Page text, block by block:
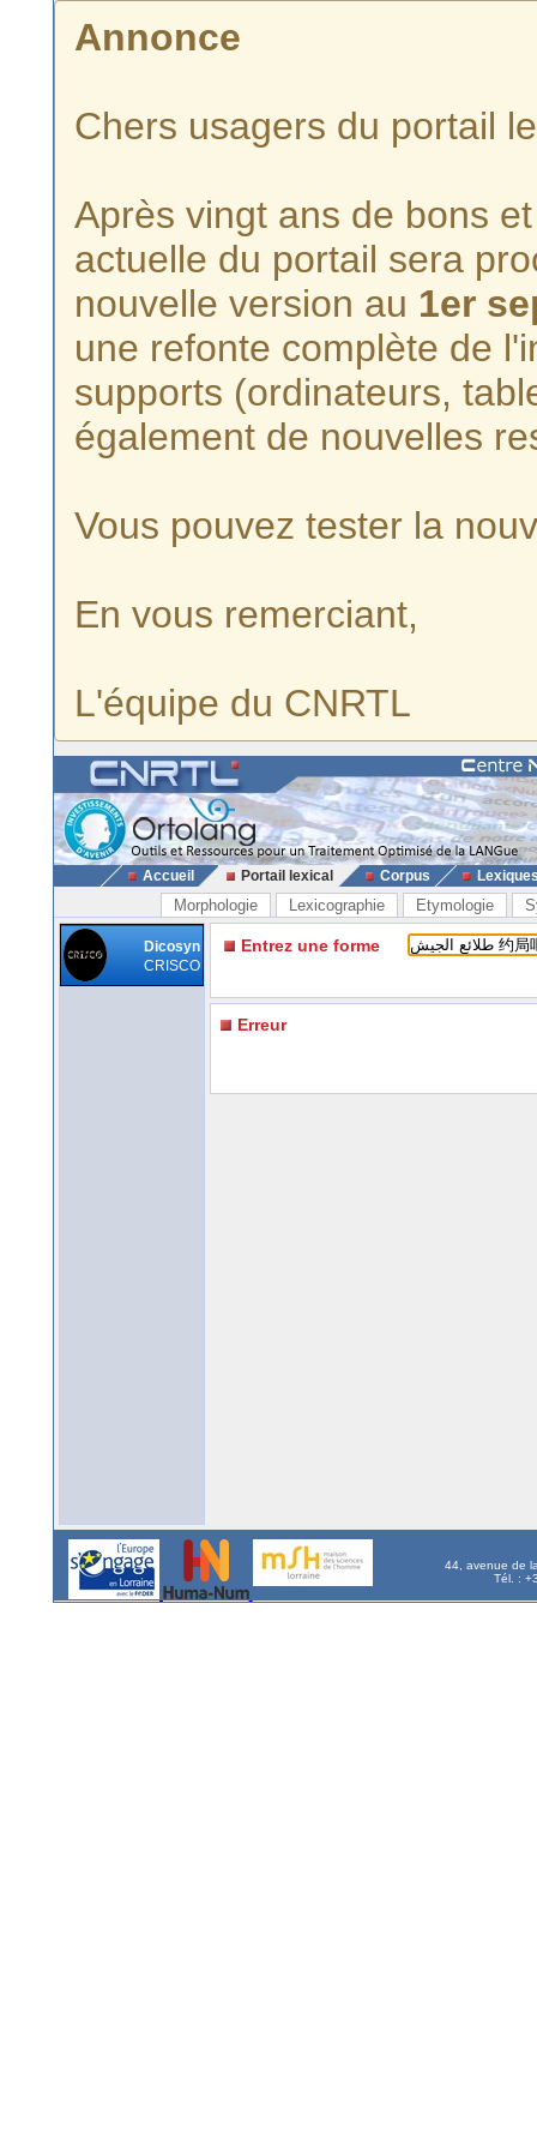
Annonce
Chers usagers du portail
Après vingt ans de bons
actuelle du portail sera
nouvelle version au 1er
une refonte complète de
supports (ordinateurs,
également de nouvelles
Vous pouvez tester la
En vous remerciant,
L'équipe du CNRTL
Accueil Portail lexical Corpus
Morphologie Lexicographie Etymologie
Dicosyn
CRISCO
Entrez une forme
Erreur
44, avenue de
Tél. :